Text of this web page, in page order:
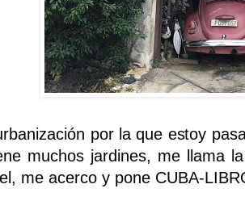
por la que estoy
muchos jardines, me llama
me acerco y pone CUBA-